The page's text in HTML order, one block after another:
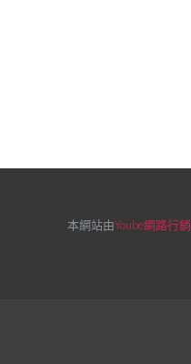
本網站由Yoube網路行銷